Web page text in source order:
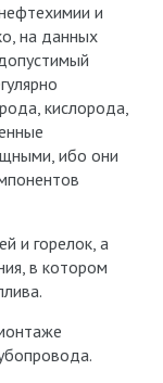
и
на данных
кислорода,
ибо они
и горелок, а
в котором